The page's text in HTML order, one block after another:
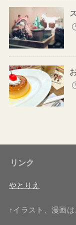
リンク
やとりえ
↑イラスト、漫画は